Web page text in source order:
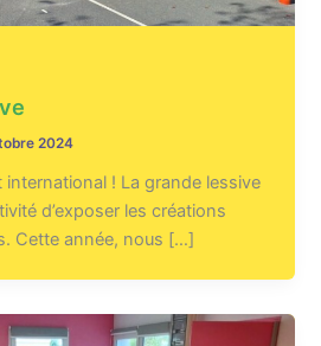
2024
international ! La grande lessive
d’exposer les créations
Cette année, nous […]